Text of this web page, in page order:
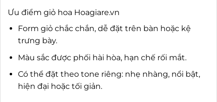
Ưu điểm giỏ hoa Hoagiare.vn
Form giỏ chắc chắn, dễ đặt trên bàn hoặc kệ
trưng bày.
Màu sắc được phối hài hòa, hạn chế rối mắt.
Có thể đặt theo tone riêng: nhẹ nhàng, nổi bật,
hiện đại hoặc tối giản.